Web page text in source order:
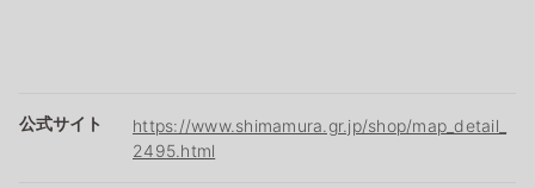
公式サイト
https://www.shimamura.gr.jp/shop/map_detail_
2495.html